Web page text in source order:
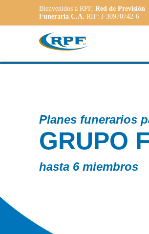
Bienvenidos a RPF, Red de Previsión
Funeraria C.A. RIF: J-30970742-6
para el